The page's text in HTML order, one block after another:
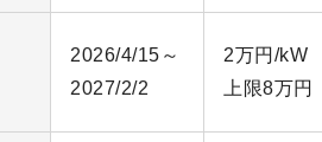
2026/4/15～
2027/2/2
2万円/kW
上限8万円